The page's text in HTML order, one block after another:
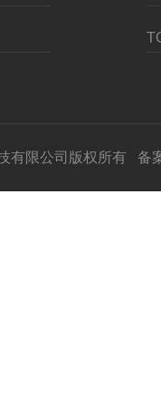
有限公司版权所有 备